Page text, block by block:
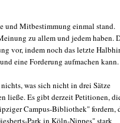
und Mitbestimmung einmal stand.
zu allem und jedem haben.
vor, indem noch das letzte
eine Forderung aufmachen kann.
was sich nicht in drei Sätze
ließe. Es gibt derzeit Petitionen,
Campus-Bibliothek" fordern,
Park in Köln-Nippes" stark